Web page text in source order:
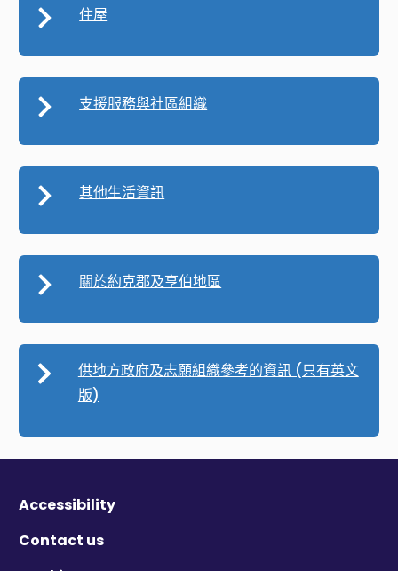
住屋
支援服務與社區組織
其他生活資訊
關於約克郡及亨伯地區
供地方政府及志願組織參考的資訊 (只有英文
版)
Accessibility
Contact us